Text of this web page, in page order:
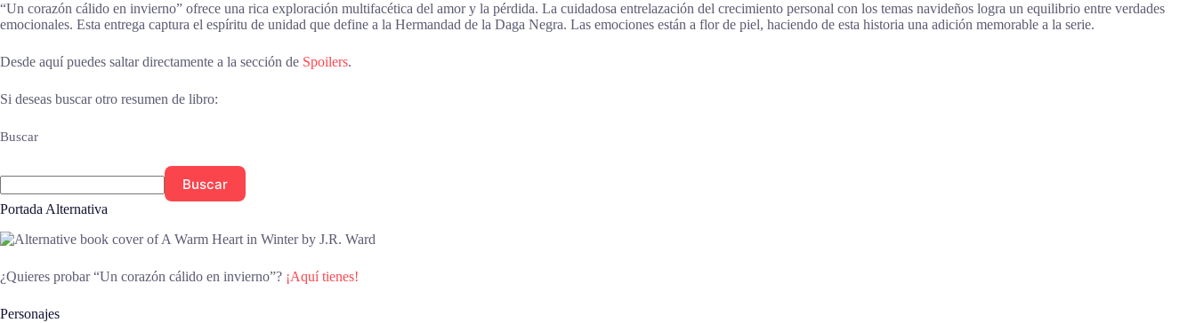
“Un corazón cálido en invierno” ofrece una rica exploración multifacética del amor y la pérdida. La cuidadosa entrelazación del crecimiento personal con los temas navideños logra un equilibrio entre verdades
emocionales. Esta entrega captura el espíritu de unidad que define a la Hermandad de la Daga Negra. Las emociones están a flor de piel, haciendo de esta historia una adición memorable a la serie.
Desde aquí puedes saltar directamente a la sección de Spoilers.
Si deseas buscar otro resumen de libro:
Buscar
Buscar
Portada Alternativa
¿Quieres probar “Un corazón cálido en invierno”? ¡Aquí tienes!
Personajes